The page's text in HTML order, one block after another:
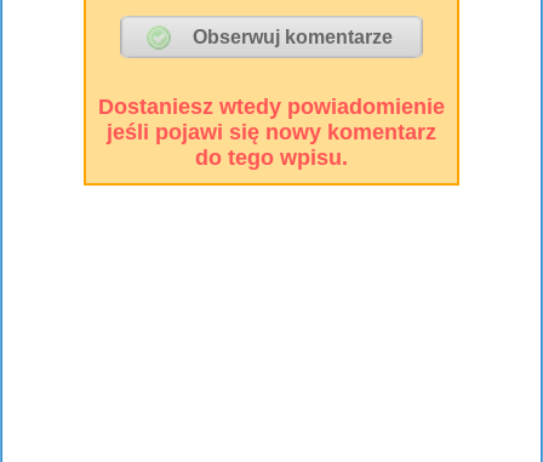
Dostaniesz wtedy powiadomienie
jeśli pojawi się nowy komentarz
do tego wpisu.